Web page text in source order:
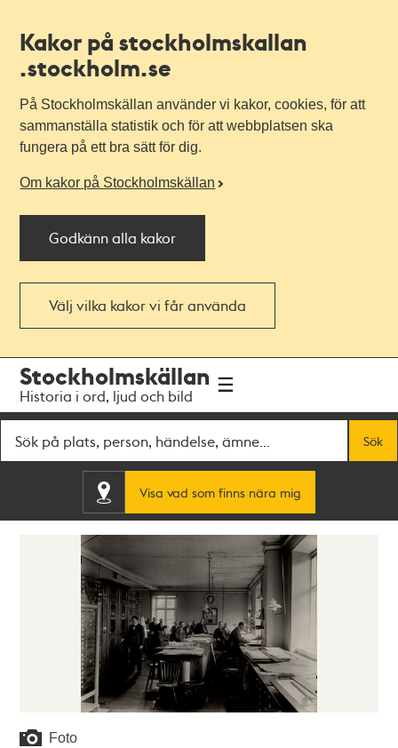
Kakor på stockholmskallan
.stockholm.se
På Stockholmskällan använder vi kakor, cookies, för att
sammanställa statistik och för att webbplatsen ska
fungera på ett bra sätt för dig.
Om kakor på Stockholmskällan
Godkänn alla kakor
Välj vilka kakor vi får använda
navigationen
huvudinnehållet
Stockholmskällan
Historia i ord, ljud och bild
Sök
Visa vad som finns nära mig
Foto